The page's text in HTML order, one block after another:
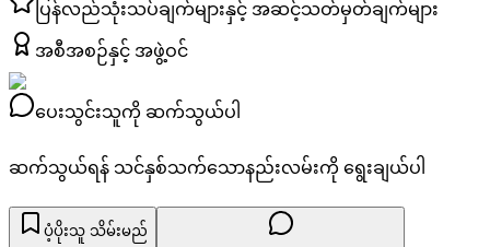
ပြန်လည်သုံးသပ်ချက်များနှင့် အဆင့်သတ်မှတ်ချက်များ
အစီအစဉ်နှင့် အဖွဲ့ဝင်
ပေးသွင်းသူကို ဆက်သွယ်ပါ
ဆက်သွယ်ရန် သင်နှစ်သက်သောနည်းလမ်းကို ရွေးချယ်ပါ
ပံ့ပိုးသူ သိမ်းမည်